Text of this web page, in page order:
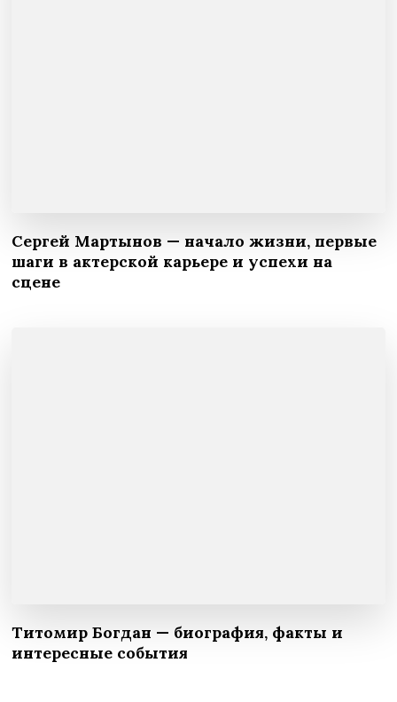
Сергей Мартынов — начало жизни, первые
шаги в актерской карьере и успехи на
сцене
Титомир Богдан — биография, факты и
интересные события